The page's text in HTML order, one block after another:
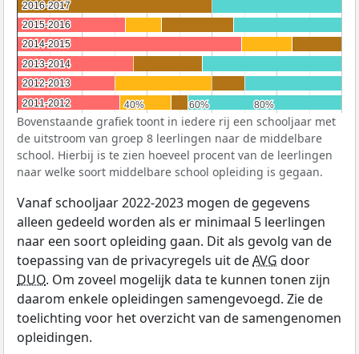
40%
40% 60%
60% 80%
80%
2016-2017
2016-2017
2015-2016
2015-2016
2014-2015
2014-2015
2013-2014
2013-2014
2012-2013
2012-2013
2011-2012
2011-2012
Bovenstaande grafiek toont in iedere rij een schooljaar met
de uitstroom van groep 8 leerlingen naar de middelbare
school. Hierbij is te zien hoeveel procent van de leerlingen
naar welke soort middelbare school opleiding is gegaan.
Vanaf schooljaar 2022-2023 mogen de gegevens
alleen gedeeld worden als er minimaal 5 leerlingen
naar een soort opleiding gaan. Dit als gevolg van de
toepassing van de privacyregels uit deAVG door
DUO. Om zoveel mogelijk data te kunnen tonen zijn
daarom enkele opleidingen samengevoegd. Zie de
toelichting voor het overzicht van de samengenomen
opleidingen.